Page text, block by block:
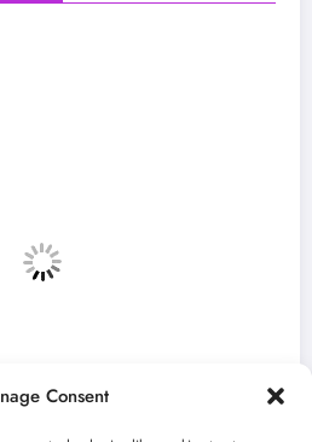
Consent